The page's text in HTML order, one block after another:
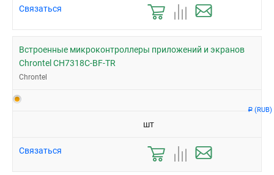
Р (RUB)
Связаться
Встроенные микроконтроллеры приложений и экранов
Chrontel CH7318C-BF-TR
Chrontel
шт
Связаться